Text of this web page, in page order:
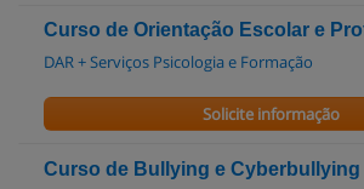
Curso de Orientação Escolar e
DAR + Serviços Psicologia e Formação
Solicite informação
Curso de Bullying e Cyberbullying